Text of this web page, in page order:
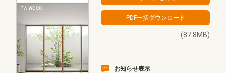
(87.8MB)
お知らせ表示